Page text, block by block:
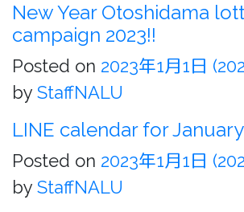
New Year Otoshidama
campaign 2023!!
Posted on 2023年1月1日
by StaffNALU
LINE calendar for January
Posted on 2023年1月1日
by StaffNALU